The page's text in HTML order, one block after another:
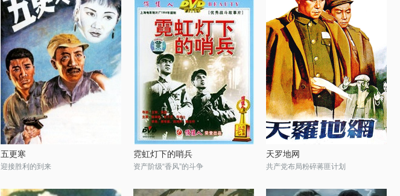
五更寒
迎接胜利的到来
霓虹灯下的哨兵
资产阶级“香风”的斗争
天罗地网
共产党布局粉碎蒋匪计划